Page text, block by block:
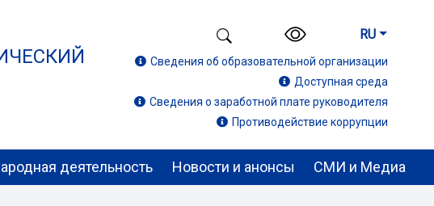
RU
Сведения об образовательной организации
Доступная среда
Сведения о заработной плате руководителя
Противодействие коррупции
деятельность Новости и анонсы СМИ и Медиа